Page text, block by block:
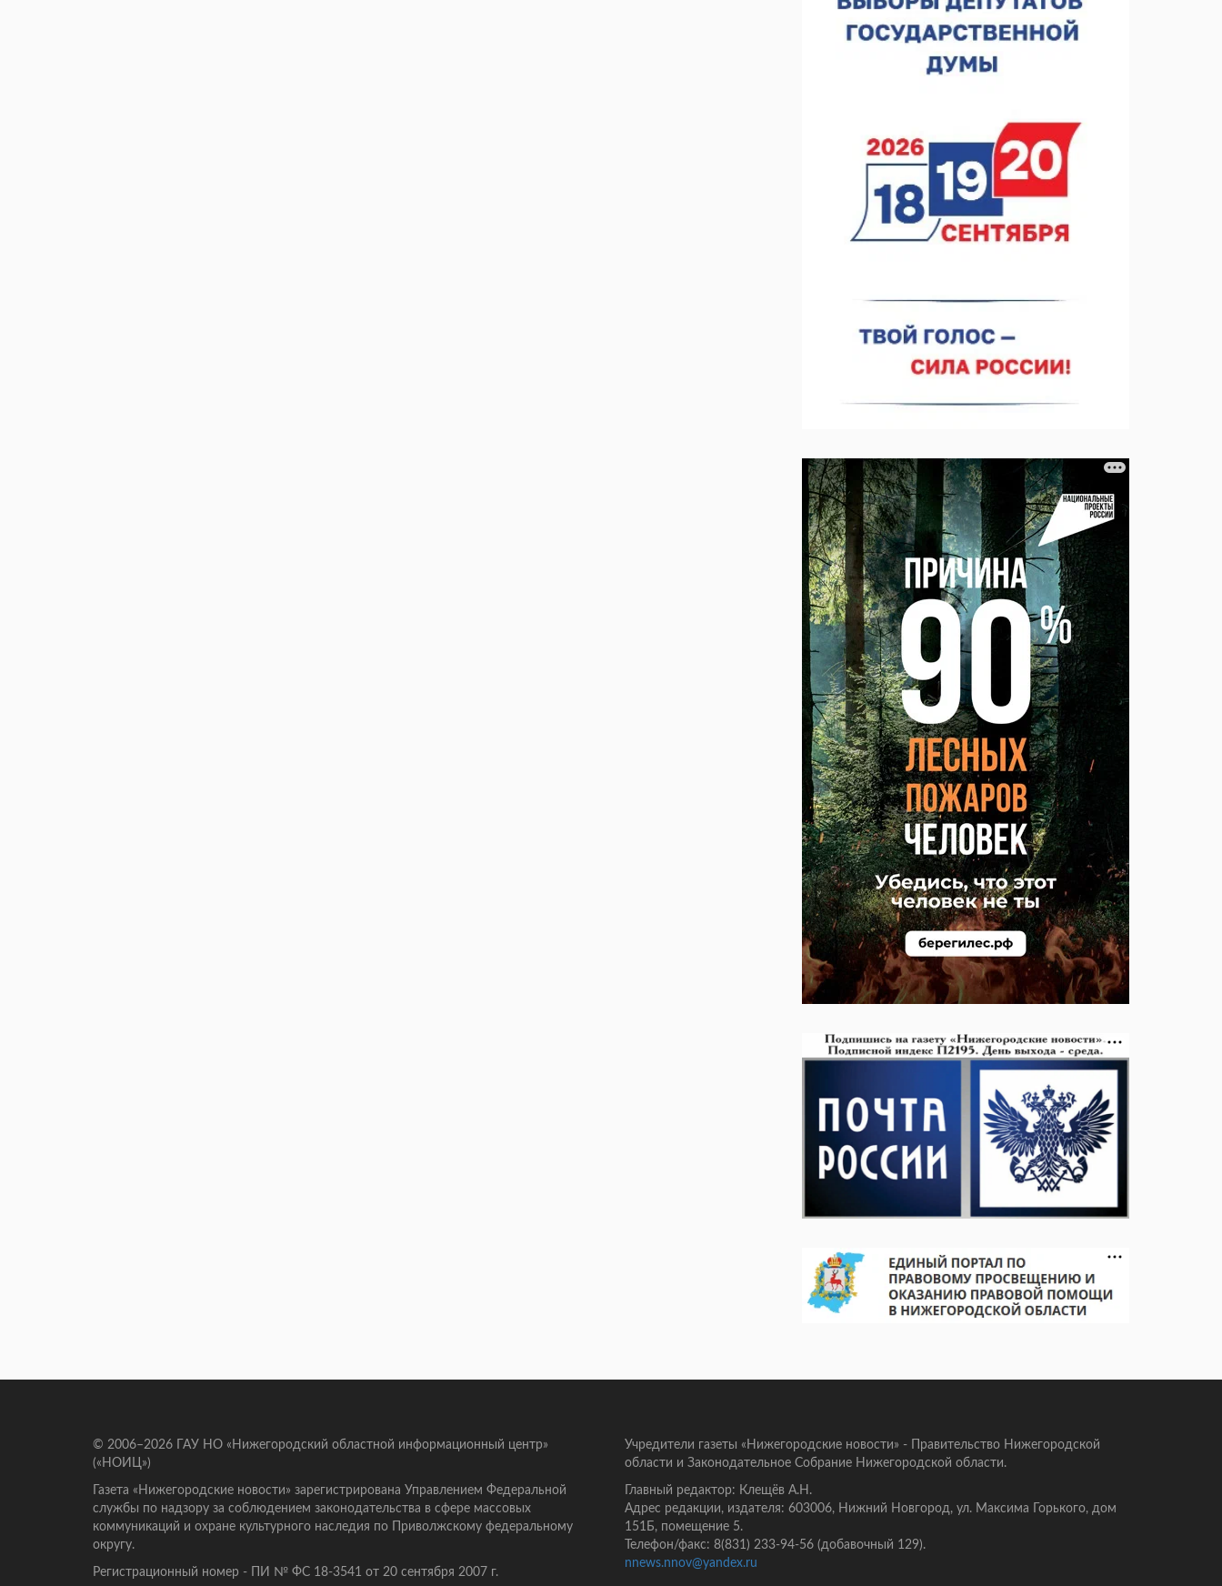
Садыр Жапаров и Глеб Никитин провели встречу в
Киргизии
Глеб Никитин представил направления
сотрудничества с Киргизией
06.08.2026 16:44
© 2006–2026 ГАУ НО «Нижегородский областной информационный центр»
(«НОИЦ»)
Газета «Нижегородские новости» зарегистрирована Управлением Федеральной
службы по надзору за соблюдением законодательства в сфере массовых
коммуникаций и охране культурного наследия по Приволжскому федеральному
округу.
Регистрационный номер - ПИ № ФС 18-3541 от 20 сентября 2007 г.
Учредители газеты «Нижегородские новости» - Правительство Нижегородской
области и Законодательное Собрание Нижегородской области.
Главный редактор: Клещёв А.Н.
Адрес редакции, издателя: 603006, Нижний Новгород, ул. Максима Горького, дом
151Б, помещение 5.
Телефон/факс: 8(831) 233-94-56 (добавочный 129).
nnews.nnov@yandex.ru